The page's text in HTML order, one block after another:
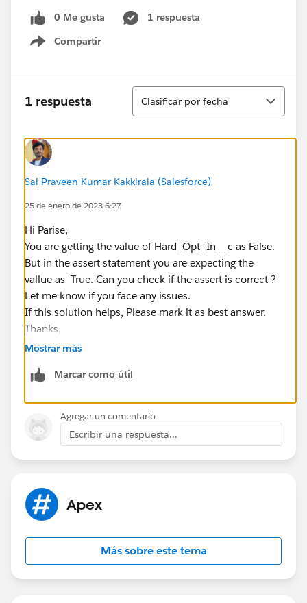
GetLeadsByEmail(OptInOptOutScore);
System.assertEquals(3, leads.size(), leads.size());
for (Lead l : leads) {
system.assertEquals(10,
l.Enagement_Score__c);
system.assertEquals(5, l.Profile_Score__c);
0 Me gusta
1 respuesta
Compartir
Show menu
1 respuesta
Ordenar
Clasificar por fecha
Sai Praveen Kumar Kakkirala (Salesforce)
25 de enero de 2023 6:27
Hi Parise,
You are getting the value of Hard_Opt_In__c as False.
But in the assert statement you are expecting the
vallue as True. Can you check if the assert is correct ?
Let me know if you face any issues.
If this solution helps, Please mark it as best answer.
Thanks,
Mostrar más
Marcar como útil
Agregar un comentario
Escribir una respuesta...
Apex
Más sobre este tema